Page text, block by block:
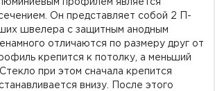
профилем является
Он представляет собой 2 П-
швелера с защитным анодным
отличаются по размеру друг от
крепится к потолку, а меньший
Стекло п ри этом сначала крепится
внизу. После этого